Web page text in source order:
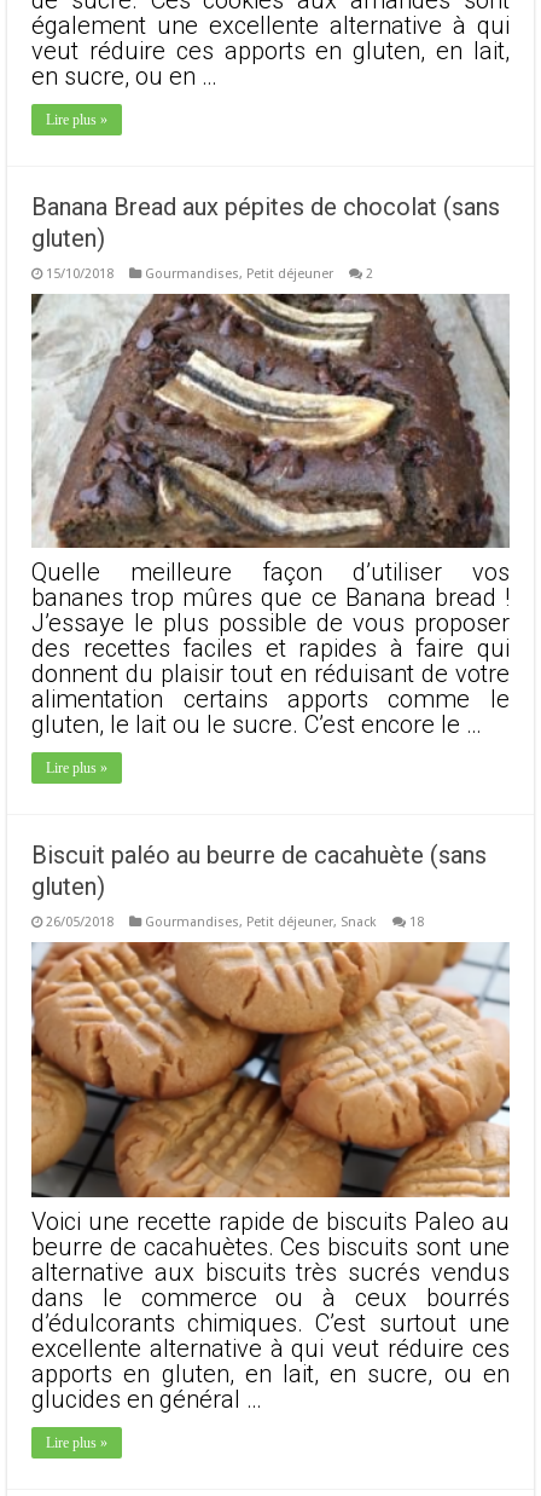
également une excellente alternative à qui
veut réduire ces apports en gluten, en lait,
en sucre, ou en …
Lire plus »
Banana Bread aux pépites de chocolat (sans
gluten)
15/10/2018 Gourmandises, Petit déjeuner 2
Quelle meilleure façon d’utiliser vos
bananes trop mûres que ce Banana bread !
J’essaye le plus possible de vous proposer
des recettes faciles et rapides à faire qui
donnent du plaisir tout en réduisant de votre
alimentation certains apports comme le
gluten, le lait ou le sucre. C’est encore le …
Lire plus »
Biscuit paléo au beurre de cacahuète (sans
gluten)
26/05/2018 Gourmandises, Petit déjeuner, Snack 18
Voici une recette rapide de biscuits Paleo au
beurre de cacahuètes. Ces biscuits sont une
alternative aux biscuits très sucrés vendus
dans le commerce ou à ceux bourrés
d’édulcorants chimiques. C’est surtout une
excellente alternative à qui veut réduire ces
apports en gluten, en lait, en sucre, ou en
glucides en général …
Lire plus »